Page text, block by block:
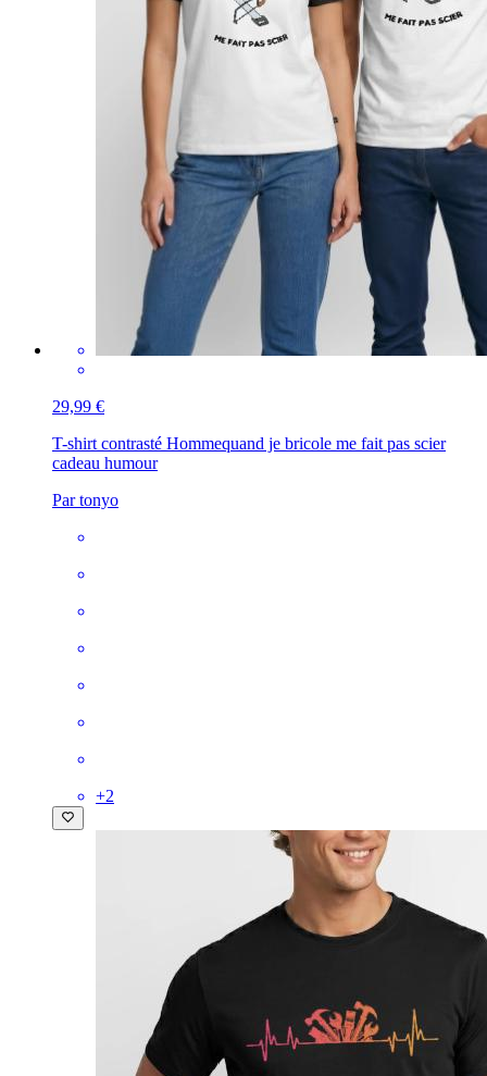
29,99 €
T-shirt contrasté Hommequand je bricole me fait pas scier
cadeau humour
Par tonyo
+2